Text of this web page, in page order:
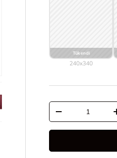
240x340
Adet
Adeti azalt